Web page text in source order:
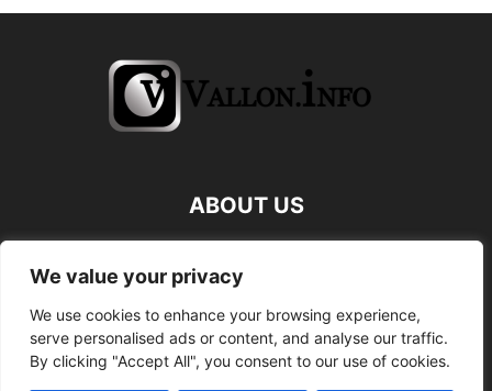
We value your privacy
We use cookies to enhance your browsing experience,
serve personalised ads or content, and analyse our traffic.
By clicking "Accept All", you consent to our use of cookies.
ABOUT US
FOLLOW US